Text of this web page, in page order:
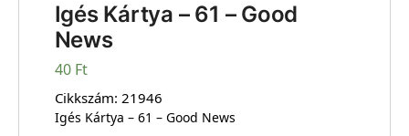
Igés Kártya – 61 – Good
News
40 Ft
Cikkszám: 21946
Igés Kártya – 61 – Good News